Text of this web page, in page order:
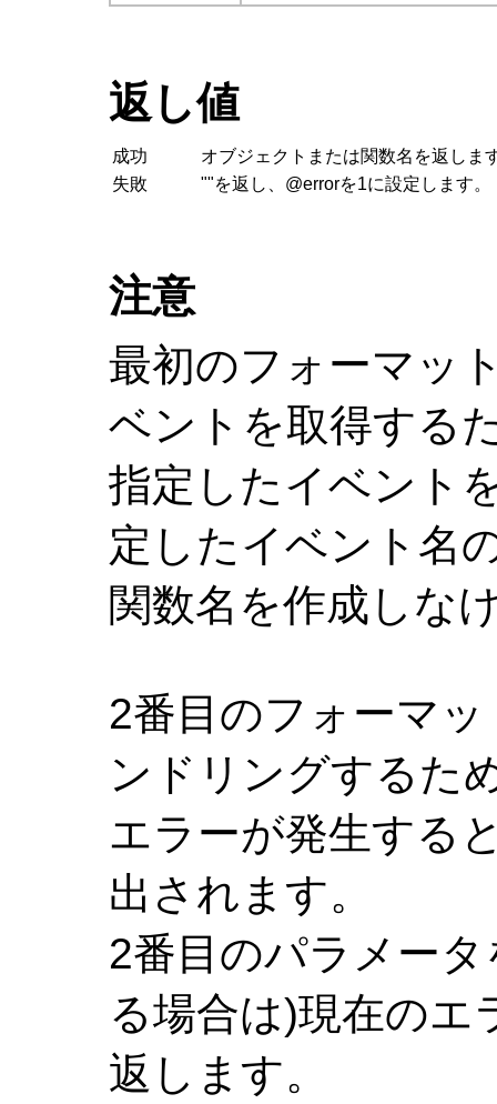
返し値
成功
オブジェクトまたは関数名を返しま
失敗
""を返し、@errorを1に設定します。
注意
最初のフォーマッ
ベントを取得する
指定したイベント
定したイベント名
関数名を作成しな
2番目のフォーマ
ンドリングするた
エラーが発生する
出されます。
2番目のパラメー
る場合は)現在のエ
返します。